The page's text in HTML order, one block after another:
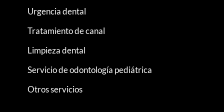
Urgencia dental
Tratamiento de canal
Limpieza dental
Servicio de odontología pediátrica
Otros servicios